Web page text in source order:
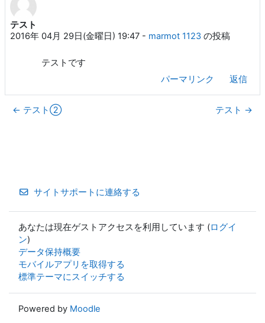
テスト
2016年 04月 29日(金曜日) 19:47 - marmot 1123 の投稿
返信数: 0
テストです
パーマリンク
返信
← テスト② テスト →
サイトサポートに連絡する
あなたは現在ゲストアクセスを利用しています (ログイ
ン)
データ保持概要
モバイルアプリを取得する
標準テーマにスイッチする
Powered by Moodle